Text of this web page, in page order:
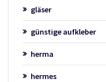
gläser
günstige aufkleber
herma
hermes